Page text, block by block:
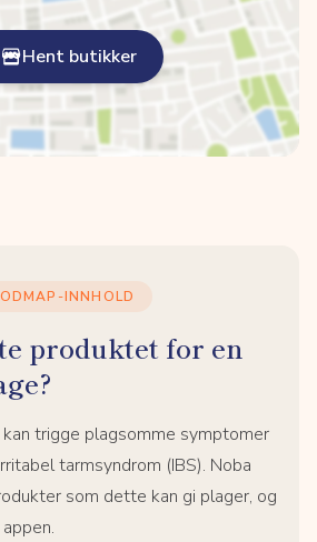
Hent butikker
INNHOLD
produktet for en
trigge plagsomme symptomer
tarmsyndrom (IBS). Noba
som dette kan gi plager, og